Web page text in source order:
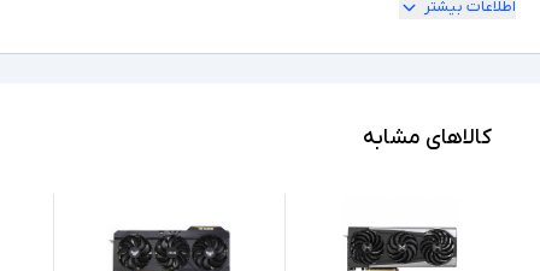
پشتیبانی از Ray Tracing - رزولوشن 8K
اطلاعات بیشتر
کالاهای مشابه